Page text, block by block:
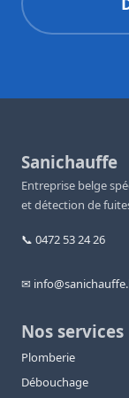
Sanichauffe
Entreprise belge
et détection de
📞 0472 53 24 26
✉
Nos services
Plomberie
Débouchage